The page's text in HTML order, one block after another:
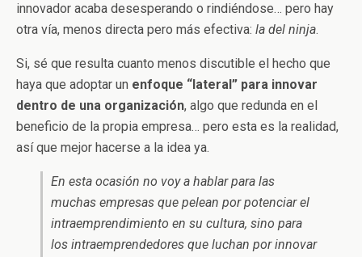
innovador acaba desesperando o rindiéndose… pero hay
otra vía, menos directa pero más efectiva: la del ninja.
Si, sé que resulta cuanto menos discutible el hecho que
haya que adoptar un enfoque “lateral” para innovar
dentro de una organización, algo que redunda en el
beneficio de la propia empresa… pero esta es la realidad,
así que mejor hacerse a la idea ya.
En esta ocasión no voy a hablar para las
muchas empresas que pelean por potenciar el
intraemprendimiento en su cultura, sino para
los intraemprendedores que luchan por innovar